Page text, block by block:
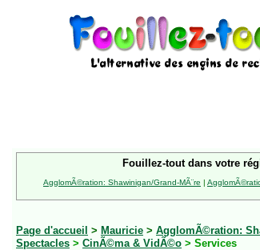
Fouillez-tout dans votre
AgglomÃ©ration: Shawinigan/Grand-MÃ¨re |
Page d'accueil > Mauricie > AgglomÃ©ration:
Spectacles > CinÃ©ma & VidÃ©o > Services